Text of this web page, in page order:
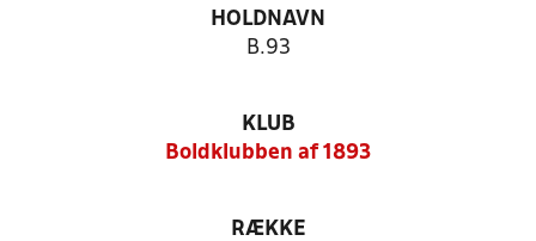
HOLDNAVN
B.93
KLUB
Boldklubben af 1893
RÆKKE